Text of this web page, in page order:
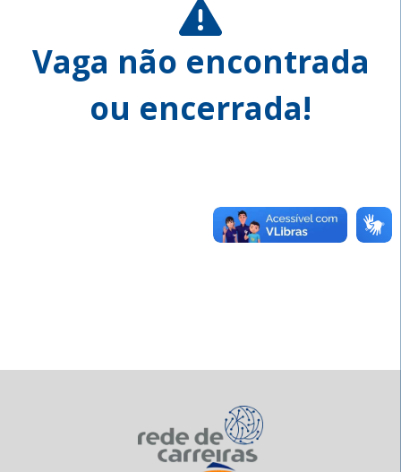
Vaga não encontrada
ou encerrada!